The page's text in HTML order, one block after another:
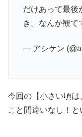
だけあって最後
き。なんか観て
— アシケン
今回の【小さい頃
こと間違いなし！と